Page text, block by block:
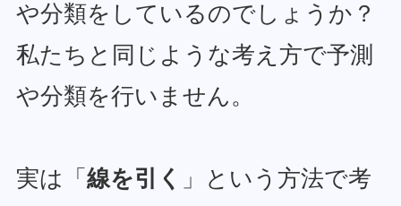
や分類をしているのでしょうか？
私たちと同じような考え方で予測
や分類を行いません。
実は「 線を引く
」という方法で考